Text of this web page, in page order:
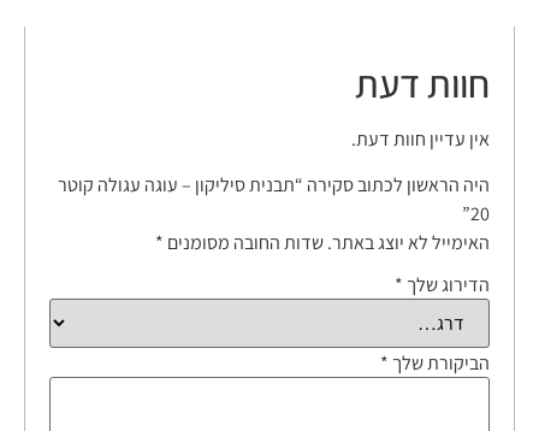
חוות דעת
אין עדיין חוות דעת.
היה הראשון לכתוב סקירה “תבנית סיליקון – עוגה עגולה קוטר
20”
האימייל לא יוצג באתר.שדות החובה מסומנים *
הדירוג שלך *
הביקורת שלך *